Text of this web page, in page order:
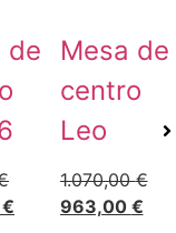
de
€
Mesa de
centro
Leo
1.070,00€
963,00 €